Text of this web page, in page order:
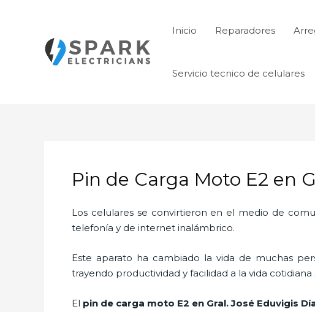
Inicio Reparadores
Servicio tecnico de celulares
Pin de Carga Moto E2 en
Los celulares se convirtieron en el medio de
telefonía y de internet inalámbrico.
Este aparato ha cambiado la vida de muchas
trayendo productividad y facilidad a la vida
El pin de carga moto E2 en Gral. José Eduvigis